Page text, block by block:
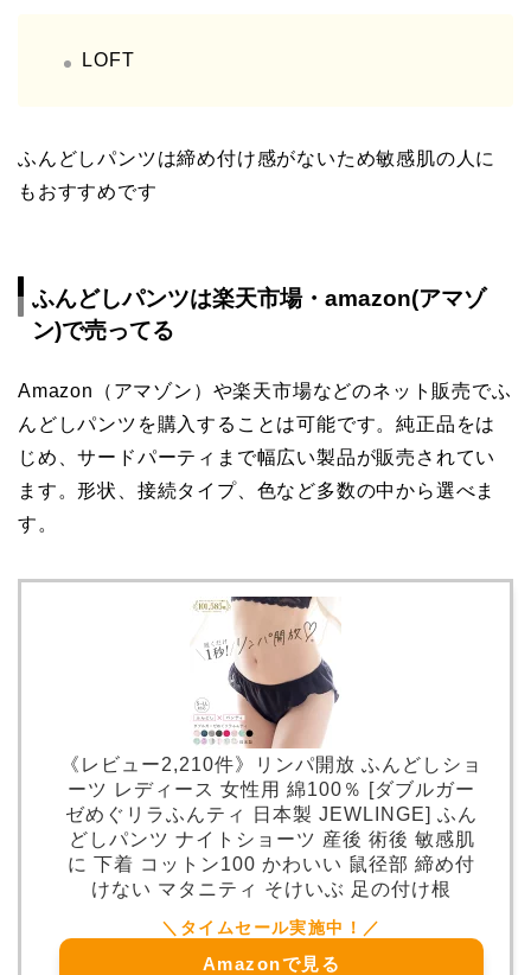
LOFT
ふんどしパンツは締め付け感がないため敏感肌の人に
もおすすめです
ふんどしパンツは楽天市場・amazon(アマゾ
ン)で売ってる
Amazon（アマゾン）や楽天市場などのネット販売でふ
んどしパンツを購入することは可能です。純正品をは
じめ、サードパーティまで幅広い製品が販売されてい
ます。形状、接続タイプ、色など多数の中から選べま
す。
《レビュー2,210件》リンパ開放 ふんどしショ
ーツ レディース 女性用 綿100％ [ダブルガー
ゼめぐリラふんティ 日本製 JEWLINGE] ふん
どしパンツ ナイトショーツ 産後 術後 敏感肌
に 下着 コットン100 かわいい 鼠径部 締め付
けない マタニティ そけいぶ 足の付け根
Amazonで見る